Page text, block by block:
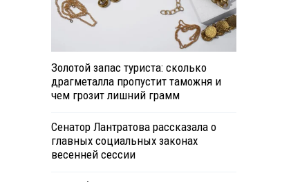
Золотой запас туриста: сколько
драгметалла пропустит таможня и
чем грозит лишний грамм
Сенатор Лантратова рассказала о
главных социальных законах
весенней сессии